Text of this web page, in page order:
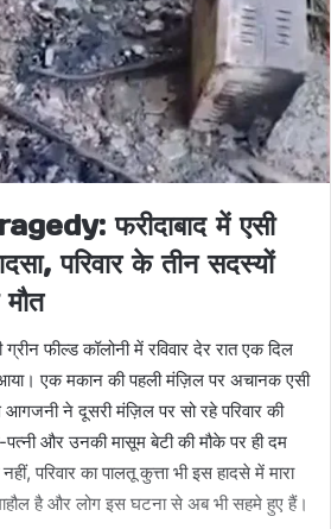
फरीदाबाद में एसी
परिवार के तीन सदस्यों
ग्रीन फील्ड कॉलोनी में रविवार देर रात एक दिल
आया। एक मकान की पहली मंज़िल पर अचानक एसी
ने दूसरी मंज़िल पर सो रहे परिवार की
पत्नी और उनकी मासूम बेटी की मौके पर ही दम
परिवार का पालतू कुत्ता भी इस हादसे में मारा
है और लोग इस घटना से अब भी सहमे हुए हैं।